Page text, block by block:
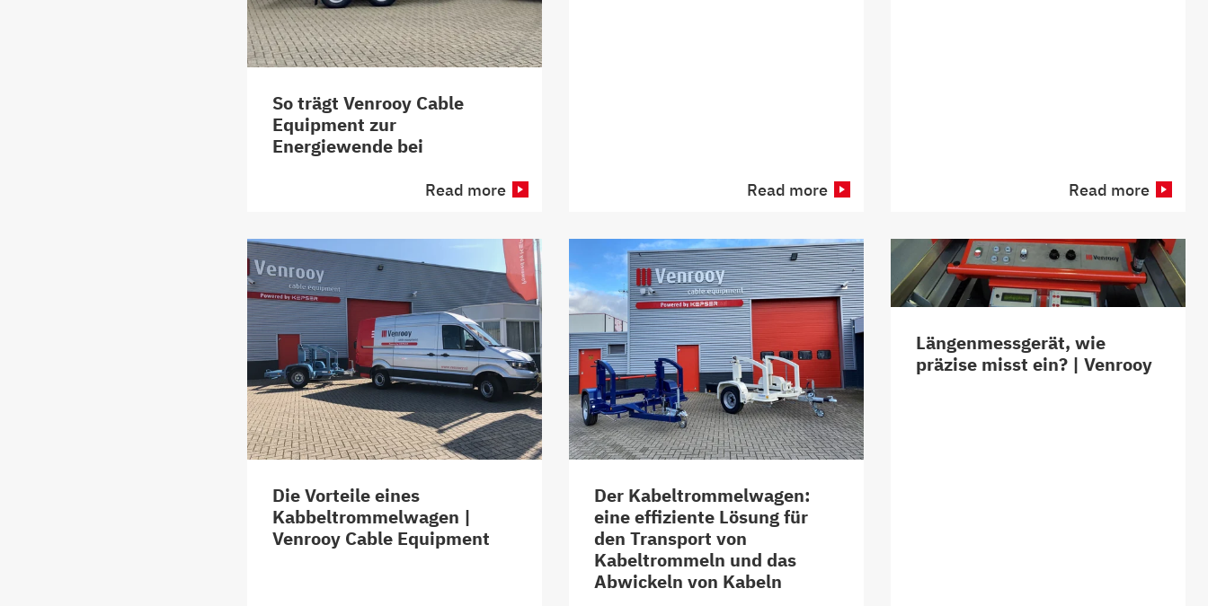
So trägt Venrooy Cable
Equipment zur
Energiewende bei
Read more Read more Read more
Die Vorteile eines
Kabbeltrommelwagen |
Venrooy Cable Equipment
Der Kabeltrommelwagen:
eine effiziente Lösung für
den Transport von
Kabeltrommeln und das
Abwickeln von Kabeln
Längenmessgerät, wie
präzise misst ein? | Venrooy